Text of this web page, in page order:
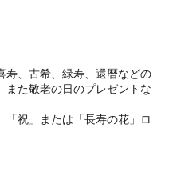
寿、古希、緑寿、還暦などの
また敬老の日のプレゼントな
祝」または「長寿の花」ロ